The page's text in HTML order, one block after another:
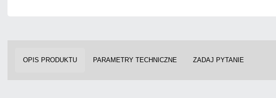
OPIS PRODUKTU PARAMETRY TECHNICZNE ZADAJ PYTANIE